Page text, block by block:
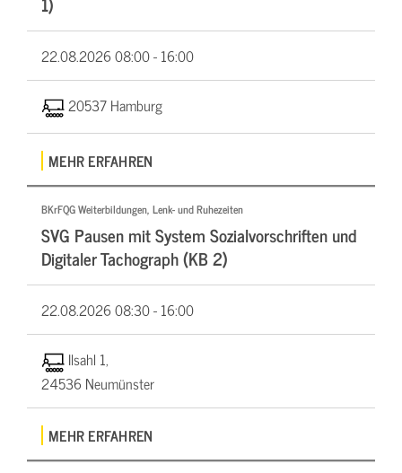
22.08.202608:00 - 16:00
20537 Hamburg
MEHR ERFAHREN
BKrFQG Weiterbildungen, Lenk- und Ruhezeiten
SVG Pausen mit System Sozialvorschriften und
Digitaler Tachograph (KB 2)
22.08.202608:30 - 16:00
Ilsahl 1,
24536 Neumünster
MEHR ERFAHREN